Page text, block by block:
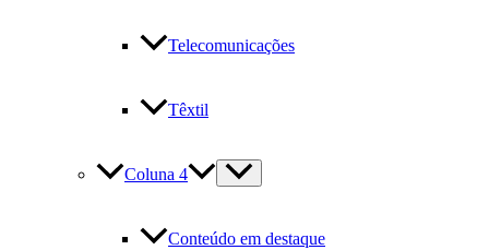
Telecomunicações
Têxtil
Coluna 4
Conteúdo em destaque